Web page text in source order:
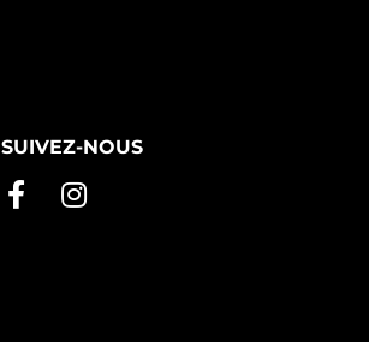
SUIVEZ-NOUS